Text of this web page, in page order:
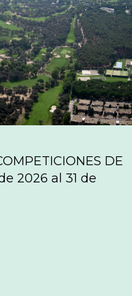
DE
2026 al 31 de